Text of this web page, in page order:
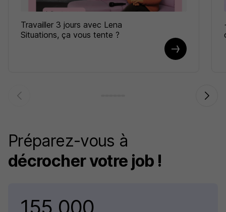
Travailler 3 jours avec Lena
Situations, ça vous tente ?
Préparez-vous à
décrocher votre job !